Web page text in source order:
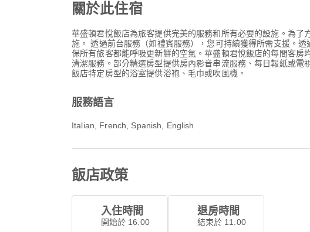
關於此住宿
華盛頓君悅飯店為旅客提供完美的服務和所有必要的設施。為
施。 透過前台服務（如禮賓服務），您可持續獲得所需支援。
保所有旅客都能呼吸更新鮮的空氣。華盛頓君悅飯店的每間客
清潔服務。部分精選房型提供房內影音串流服務、每日報紙或
飯店特定房型的浴室提供浴袍、毛巾或吹風機。
服務語言
Italian, French, Spanish, English
飯店政策
入住時間
開始於 16.00
退房時間
結束於 11.00